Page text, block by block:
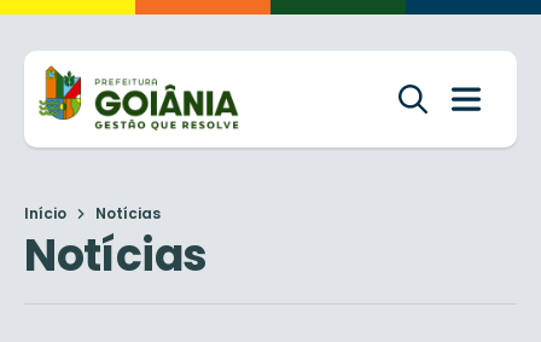
Início Notícias
Notícias